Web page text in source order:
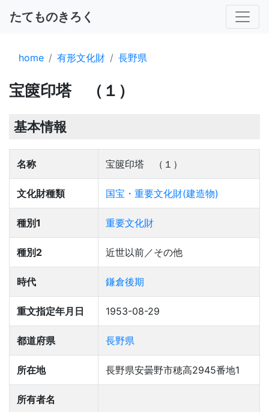
たてものきろく
home 有形文化財 長野県
宝篋印塔 （１）
基本情報
名称 宝篋印塔 （１）
文化財種類 国宝・重要文化財(建造物)
種別1 重要文化財
種別2 近世以前／その他
時代 鎌倉後期
重文指定年月日 1953-08-29
都道府県 長野県
所在地 長野県安曇野市穂高2945番地1
所有者名